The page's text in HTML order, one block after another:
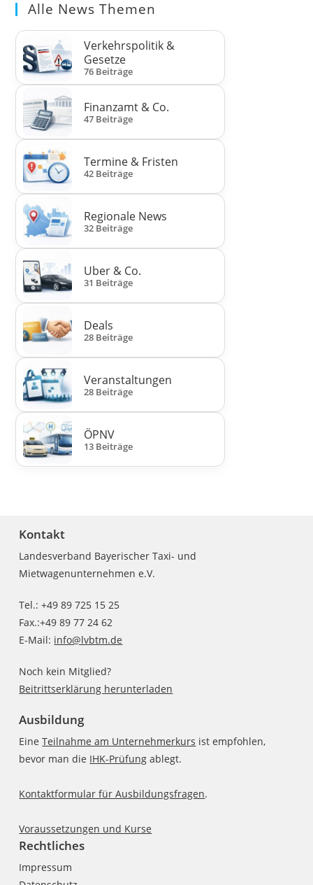
Alle News Themen
Verkehrspolitik &
Gesetze
76 Beiträge
Finanzamt & Co.
47 Beiträge
Termine & Fristen
42 Beiträge
Regionale News
32 Beiträge
Uber & Co.
31 Beiträge
Deals
28 Beiträge
Veranstaltungen
28 Beiträge
ÖPNV
13 Beiträge
Kontakt
Landesverband Bayerischer Taxi- und
Mietwagenunternehmen e.V.
Tel.: +49 89 725 15 25
Fax.:+49 89 77 24 62
E-Mail: info@lvbtm.de
Noch kein Mitglied?
Beitrittserklärung herunterladen
Ausbildung
EineTeilnahme am Unternehmerkurs ist empfohlen,
bevor man die IHK-Prüfung ablegt.
Kontaktformular für Ausbildungsfragen.
Voraussetzungen und Kurse
Rechtliches
Impressum